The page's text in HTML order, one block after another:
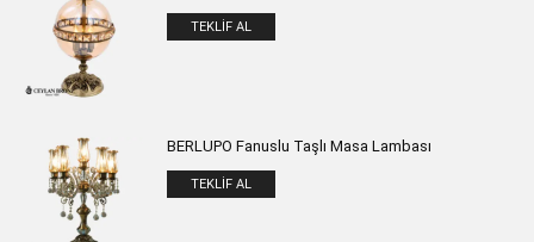
TEKLIF AL
BERLUPO Fanuslu Taşlı Masa Lambası
TEKLIF AL